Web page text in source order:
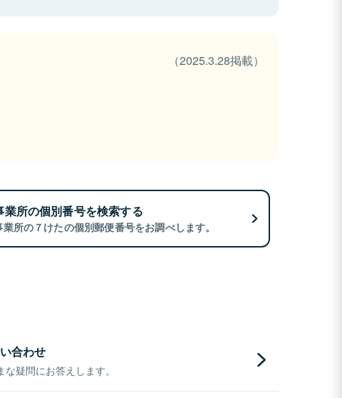
（2025.3.28掲載）
業所の個別番号を検索する
業所の７けたの個別郵便番号をお調べします。
合わせ
疑問にお答えします。